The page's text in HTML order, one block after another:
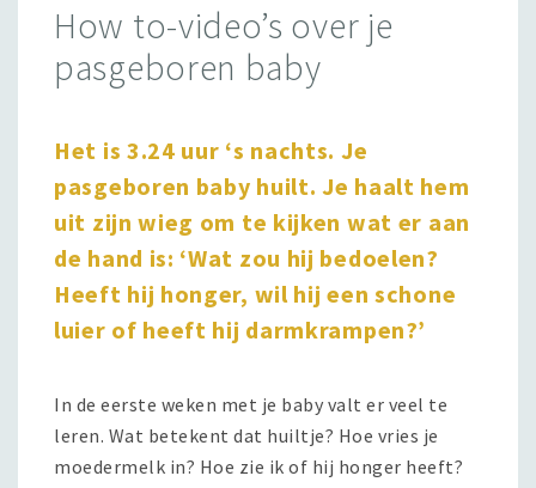
How to-video’s over je
pasgeboren baby
Het is 3.24 uur ‘s nachts. Je
pasgeboren baby huilt. Je haalt hem
uit zijn wieg om te kijken wat er aan
de hand is: ‘Wat zou hij bedoelen?
Heeft hij honger, wil hij een schone
luier of heeft hij darmkrampen?’
In de eerste weken met je baby valt er veel te
leren. Wat betekent dat huiltje? Hoe vries je
moedermelk in? Hoe zie ik of hij honger heeft?